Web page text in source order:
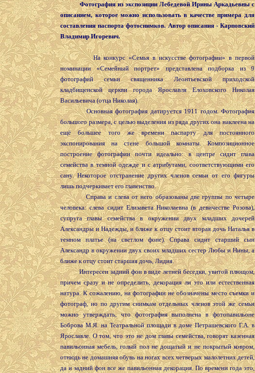
Фотография из экспозиции Лебедевой Ирины Аркадьевны с
описанием, которое можно использовать в качестве примера для
составления паспорта фотоснимков. Автор описания - Карповский
Владимир Игоревич.
На конкурс «Семья в искусстве фотографии» в первой
номинации «Семейный портрет» представлена подборка из 9
фотографий семьи священника Леонтьевской приходской
кладбищенской церкви города Ярославля Елоховского Николая
Васильевича (отца Николая).
Основная фотография датируется 1911 годом. Фотография
большого размера, с целью выделения из ряда других она наклеена на
ещё большее того же времени паспарту для постоянного
экспонирования на стене большой комнаты. Композиционное
построение фотографии почти идеально: в центре сидит глава
семейства в темной одежде и с атрибутами, соответствующими его
сану. Некоторое отстранение других членов семьи от его фигуры
лишь подчеркивает его главенство.
Справа и слева от него образованы две группы по четыре
человека: слева сидит Елизавета Николаевна (в девичестве Розова),
супруга главы семейства в окружении двух младших дочерей
Александры и Надежды, и ближе к отцу стоит вторая дочь Наталья в
темном платье (на светлом фоне). Справа сидит старший сын
Александр в окружении двух своих младших сестер Любы и Нины, а
ближе к отцу стоит старшая дочь, Лидия.
Интересен задний фон в виде летней беседки, увитой плющом,
причем сразу и не определить, декорация ли это или естественная
натура. К сожалению, на фотографии не обозначены место съемки и
фотограф, но по другим снимкам отдельных членов этой же семьи
можно утверждать, что фотография выполнена в фотопавильоне
Боброва М.Я. на Театральной площади в доме Петрашевского Г.А. в
Ярославле. О том, что это не дом главы семейства, говорят казенная
павильонная мебель, голый пол не дощатый и не покрытый ковром,
отнюдь не домашняя обувь на ногах всех четверых малолетних детей,
да и задний фон все же павильонная декорация. По времени года это,